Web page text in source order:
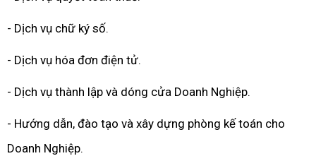
- Dịch vụ chữ ký số.
- Dịch vụ hóa đơn điện tử.
- Dịch vụ thành lập và dóng cửa Doanh Nghiệp.
- Hướng dẫn, đào tạo và xây dựng phòng kế toán cho
Doanh Nghiệp.